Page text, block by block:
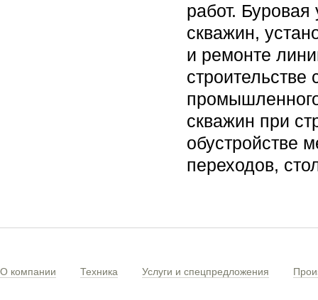
работ.
скважин,
и ремонте
скважин при
обустройстве
переходов,
О компании Техника Услуги и спецпредложения